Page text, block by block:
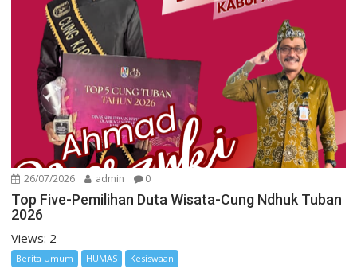
26/07/2026 admin 0
Top Five-Pemilihan Duta Wisata-Cung Ndhuk Tuban
2026
Views: 2
Berita Umum HUMAS Kesiswaan